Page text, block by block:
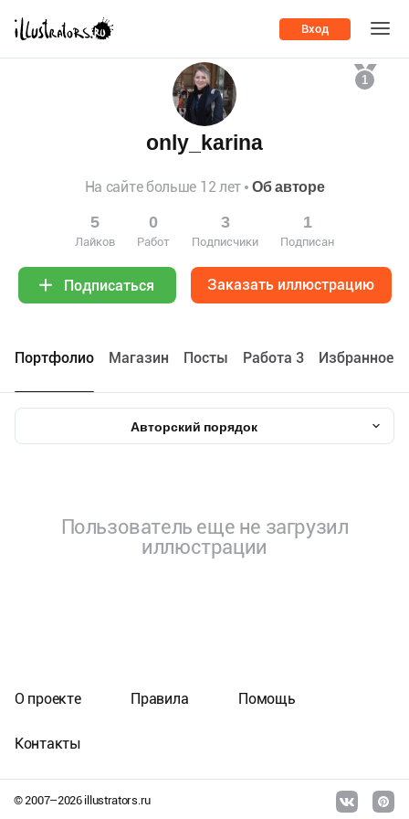
Вход
1
only_karina
На сайте больше 12 лет Об авторе
5
Лайков
0
Работ
3
Подписчики
1
Подписан
Подписаться Заказать иллюстрацию
Портфолио Maгазин Посты Работа 3 Избранное 1
Авторский порядок
Пользователь еще не загрузил
иллюстрации
© 2007–2026illustrators.ru
О проекте Правила Помощь
Контакты